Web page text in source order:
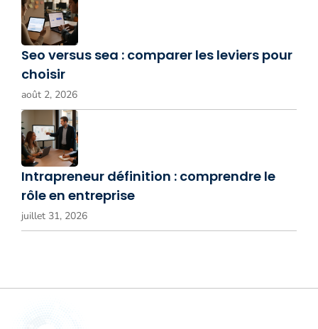
Seo versus sea : comparer les leviers pour
choisir
août 2, 2026
Intrapreneur définition : comprendre le
rôle en entreprise
juillet 31, 2026